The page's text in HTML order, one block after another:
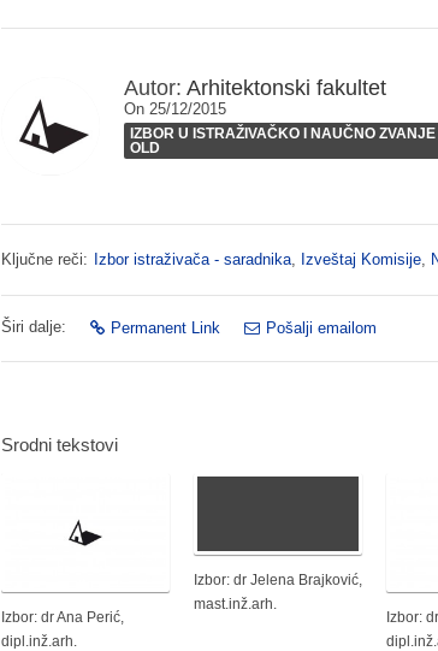
Autor: Arhitektonski fakultet
On 25/12/2015
IZBOR U ISTRAŽIVAČKO I NAUČNO ZVANJE
OLD
Ključne reči: Izbor istraživača - saradnika, Izveštaj Komisije,
Širi dalje: Permanent Link Pošalji emailom
Srodni tekstovi
Izbor: dr Ana Perić,
dipl.inž.arh.
Izbor: dr Jelena Brajković,
mast.inž.arh.
Izbor: